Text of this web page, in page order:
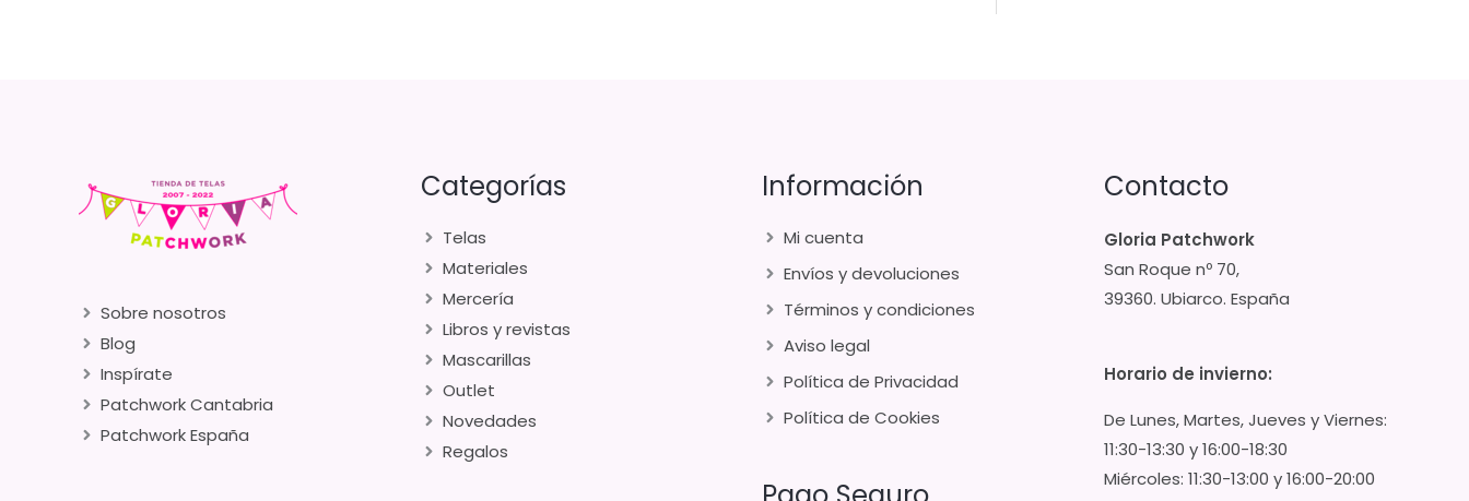
Sobre nosotros
Blog
Inspírate
Patchwork Cantabria
Patchwork España
Categorías
Telas
Materiales
Mercería
Libros y revistas
Mascarillas
Outlet
Novedades
Regalos
Información
Mi cuenta
Envíos y devoluciones
Términos y condiciones
Aviso legal
Política de Privacidad
Política de Cookies
Contacto
Gloria Patchwork
San Roque nº 70,
39360. Ubiarco. España
Horario de invierno:
De Lunes, Martes, Jueves y Viernes:
11:30-13:30 y 16:00-18:30
Miércoles: 11:30-13:00 y 16:00-20:00